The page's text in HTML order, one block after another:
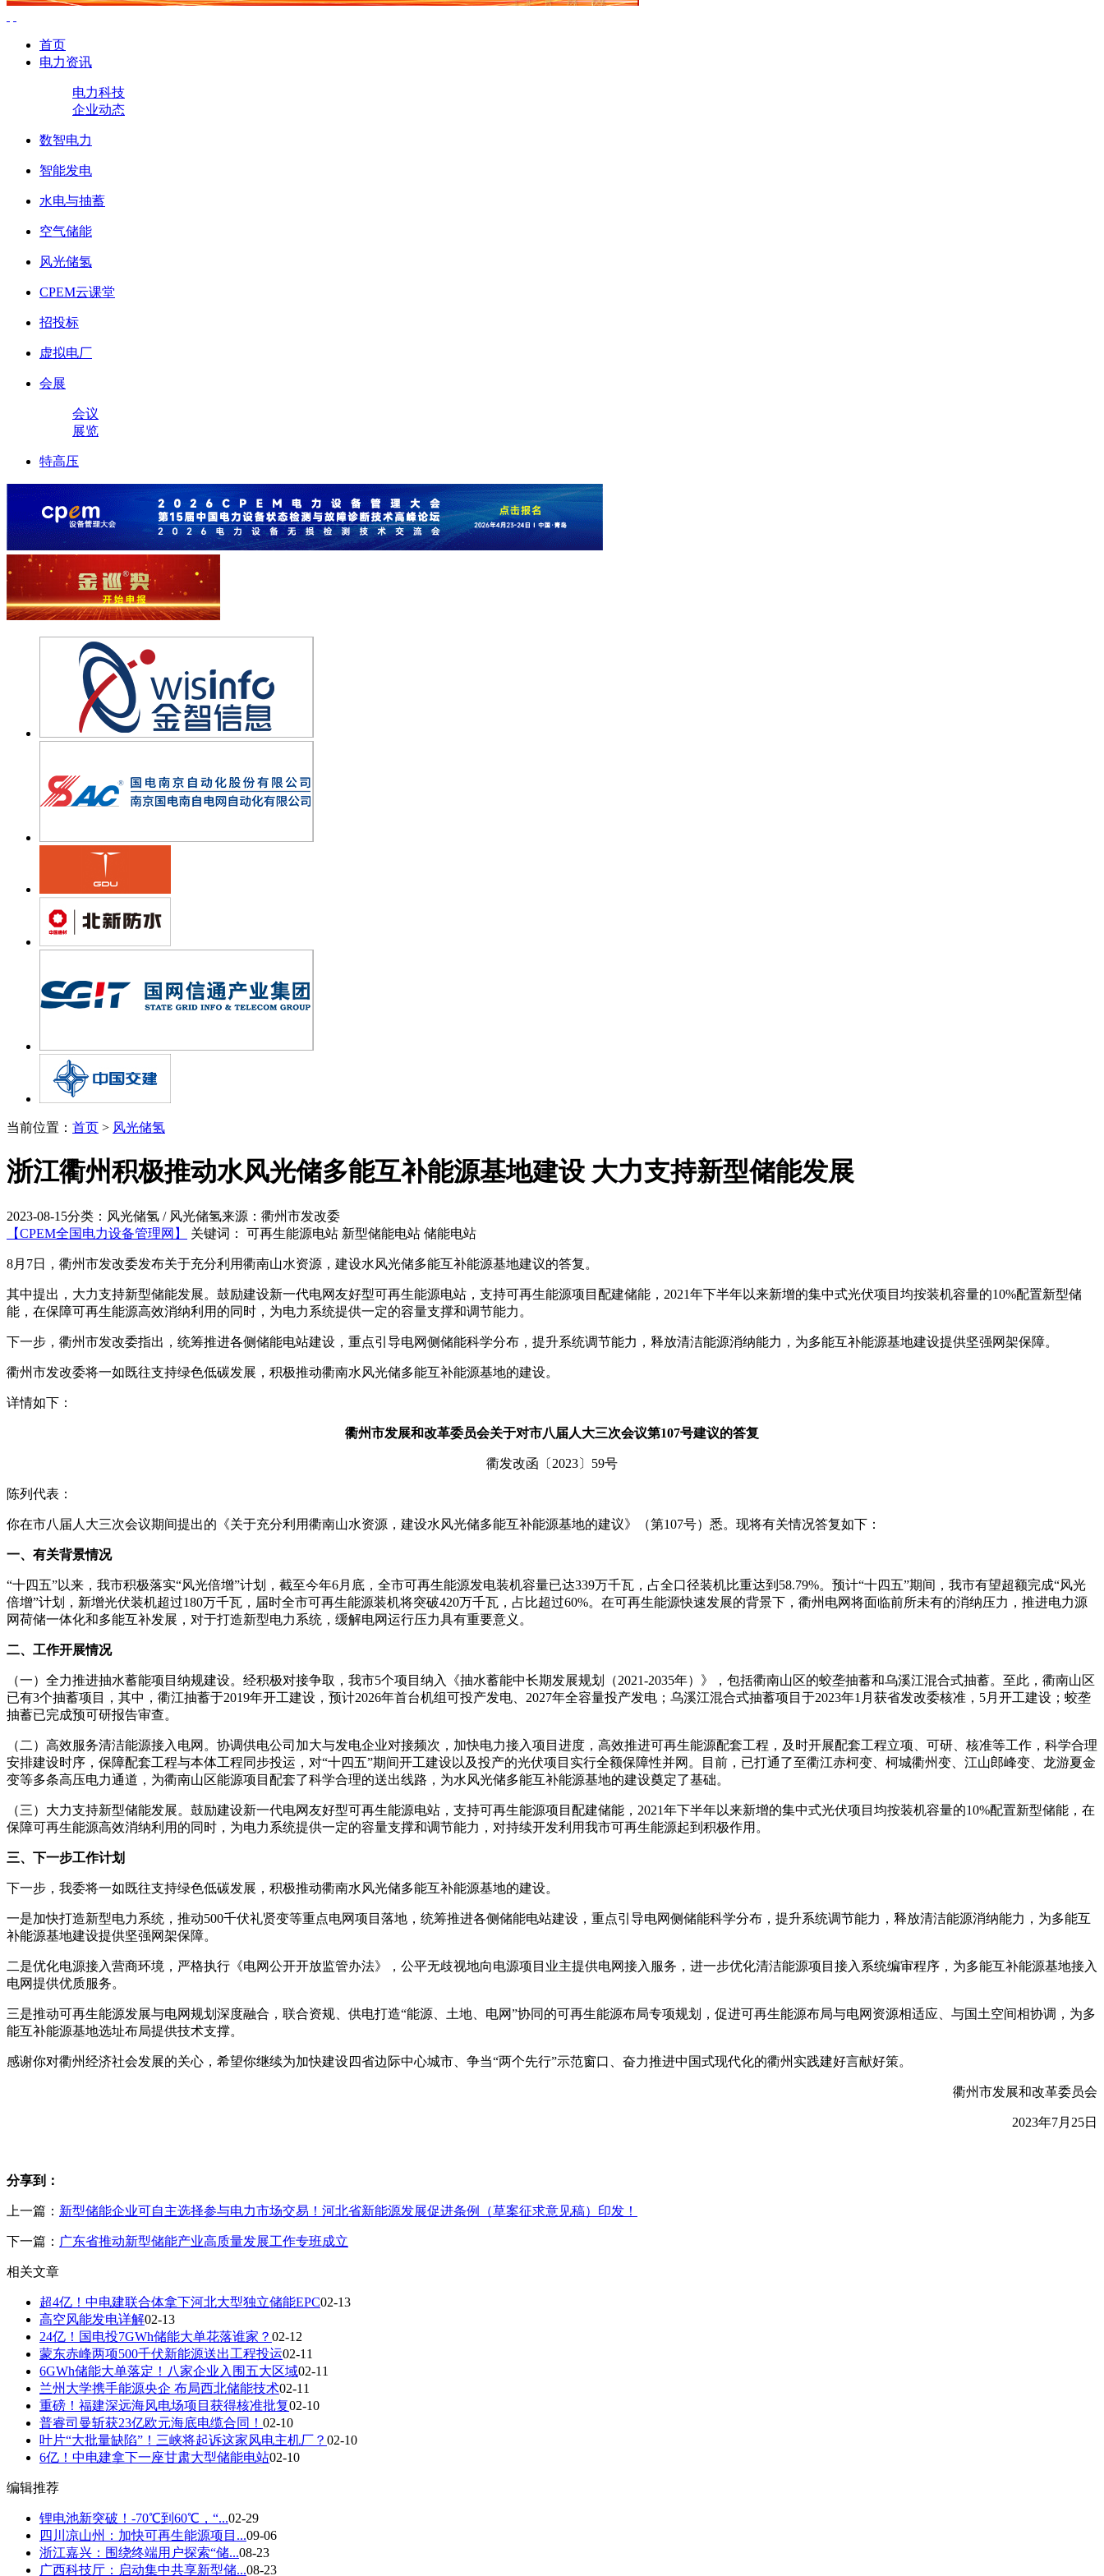
首页
电力资讯
电力科技
企业动态
数智电力
智能发电
水电与抽蓄
空气储能
风光储氢
CPEM云课堂
招投标
虚拟电厂
会展
会议
展览
特高压
当前位置： 首页 > 风光储氢
浙江衢州积极推动水风光储多能互补能源基地建设 大力支持新型储能发展
2023-08-15分类：风光储氢 / 风光储氢来源：衢州市发改委
【CPEM全国电力设备管理网】
关键词： 可再生能源电站 新型储能电站 储能电站
8月7日，衢州市发改委发布关于充分利用衢南山水资源，建设水风光储多能互补能源基地建议的答复。
其中提出，大力支持新型储能发展。鼓励建设新一代电网友好型可再生能源电站，支持可再生能源项目配建储能，2021年下半年以来新增的集中式光伏项目均按装机容量的10%配置新型储
能，在保障可再生能源高效消纳利用的同时，为电力系统提供一定的容量支撑和调节能力。
下一步，衢州市发改委指出，统筹推进各侧储能电站建设，重点引导电网侧储能科学分布，提升系统调节能力，释放清洁能源消纳能力，为多能互补能源基地建设提供坚强网架保障。
衢州市发改委将一如既往支持绿色低碳发展，积极推动衢南水风光储多能互补能源基地的建设。
详情如下：
衢州市发展和改革委员会关于对市八届人大三次会议第107号建议的答复
衢发改函〔2023〕59号
陈列代表：
你在市八届人大三次会议期间提出的《关于充分利用衢南山水资源，建设水风光储多能互补能源基地的建议》（第107号）悉。现将有关情况答复如下：
一、有关背景情况
“十四五”以来，我市积极落实“风光倍增”计划，截至今年6月底，全市可再生能源发电装机容量已达339万千瓦，占全口径装机比重达到58.79%。预计“十四五”期间，我市有望超额完成“风光
倍增”计划，新增光伏装机超过180万千瓦，届时全市可再生能源装机将突破420万千瓦，占比超过60%。在可再生能源快速发展的背景下，衢州电网将面临前所未有的消纳压力，推进电力源
网荷储一体化和多能互补发展，对于打造新型电力系统，缓解电网运行压力具有重要意义。
二、工作开展情况
（一）全力推进抽水蓄能项目纳规建设。经积极对接争取，我市5个项目纳入《抽水蓄能中长期发展规划（2021-2035年）》，包括衢南山区的蛟垄抽蓄和乌溪江混合式抽蓄。至此，衢南山区
已有3个抽蓄项目，其中，衢江抽蓄于2019年开工建设，预计2026年首台机组可投产发电、2027年全容量投产发电；乌溪江混合式抽蓄项目于2023年1月获省发改委核准，5月开工建设；蛟垄
抽蓄已完成预可研报告审查。
（二）高效服务清洁能源接入电网。协调供电公司加大与发电企业对接频次，加快电力接入项目进度，高效推进可再生能源配套工程，及时开展配套工程立项、可研、核准等工作，科学合理
安排建设时序，保障配套工程与本体工程同步投运，对“十四五”期间开工建设以及投产的光伏项目实行全额保障性并网。目前，已打通了至衢江赤柯变、柯城衢州变、江山郎峰变、龙游夏金
变等多条高压电力通道，为衢南山区能源项目配套了科学合理的送出线路，为水风光储多能互补能源基地的建设奠定了基础。
（三）大力支持新型储能发展。鼓励建设新一代电网友好型可再生能源电站，支持可再生能源项目配建储能，2021年下半年以来新增的集中式光伏项目均按装机容量的10%配置新型储能，在
保障可再生能源高效消纳利用的同时，为电力系统提供一定的容量支撑和调节能力，对持续开发利用我市可再生能源起到积极作用。
三、下一步工作计划
下一步，我委将一如既往支持绿色低碳发展，积极推动衢南水风光储多能互补能源基地的建设。
一是加快打造新型电力系统，推动500千伏礼贤变等重点电网项目落地，统筹推进各侧储能电站建设，重点引导电网侧储能科学分布，提升系统调节能力，释放清洁能源消纳能力，为多能互
补能源基地建设提供坚强网架保障。
二是优化电源接入营商环境，严格执行《电网公开开放监管办法》，公平无歧视地向电源项目业主提供电网接入服务，进一步优化清洁能源项目接入系统编审程序，为多能互补能源基地接入
电网提供优质服务。
三是推动可再生能源发展与电网规划深度融合，联合资规、供电打造“能源、土地、电网”协同的可再生能源布局专项规划，促进可再生能源布局与电网资源相适应、与国土空间相协调，为多
能互补能源基地选址布局提供技术支撑。
感谢你对衢州经济社会发展的关心，希望你继续为加快建设四省边际中心城市、争当“两个先行”示范窗口、奋力推进中国式现代化的衢州实践建好言献好策。
衢州市发展和改革委员会
2023年7月25日
分享到：
上一篇： 新型储能企业可自主选择参与电力市场交易！河北省新能源发展促进条例（草案征求意见稿）印发！
下一篇： 广东省推动新型储能产业高质量发展工作专班成立
相关文章
超4亿！中电建联合体拿下河北大型独立储能EPC02-13
高空风能发电详解02-13
24亿！国电投7GWh储能大单花落谁家？ 02-12
蒙东赤峰两项500千伏新能源送出工程投运02-11
6GWh储能大单落定！八家企业入围五大区域02-11
兰州大学携手能源央企 布局西北储能技术02-11
重磅！福建深远海风电场项目获得核准批复02-10
普睿司曼斩获23亿欧元海底电缆合同！ 02-10
叶片“大批量缺陷”！三峡将起诉这家风电主机厂？ 02-10
6亿！中电建拿下一座甘肃大型储能电站02-10
编辑推荐
锂电池新突破！-70℃到60℃，“...02-29
四川凉山州：加快可再生能源项目...09-06
浙江嘉兴：围绕终端用户探索“储...08-23
广西科技厅：启动集中共享新型储...08-23